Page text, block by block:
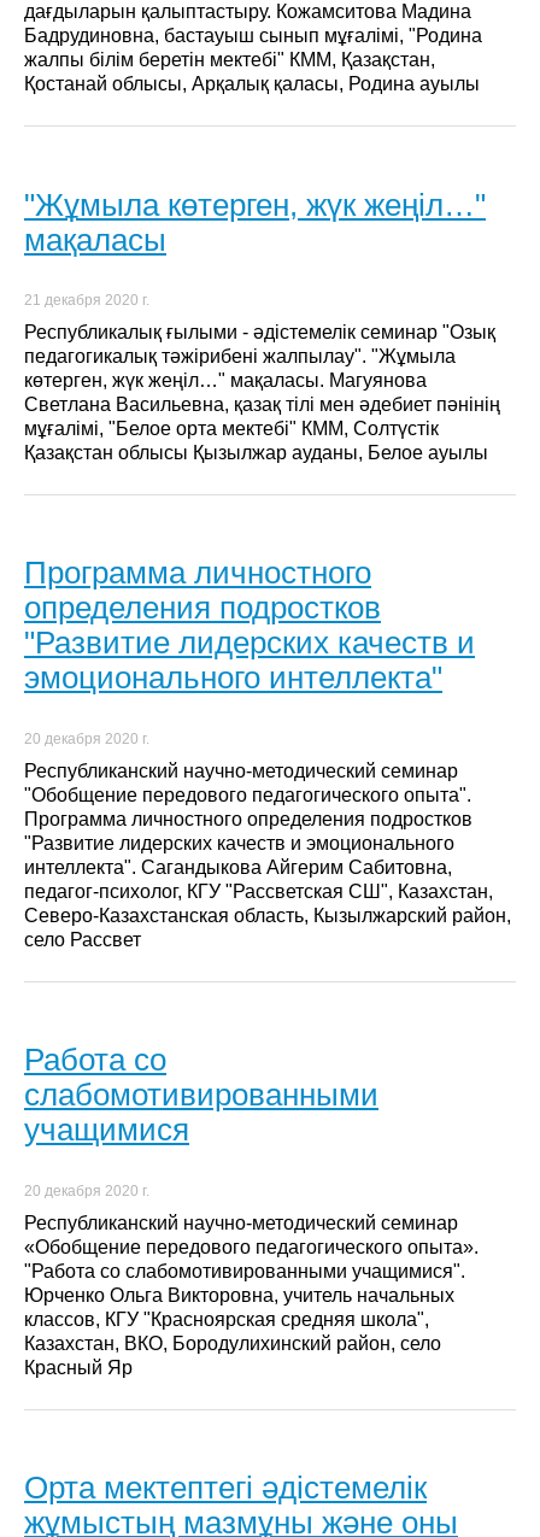
дағдыларын қалыптастыру. Кожамситова Мадина
Бадрудиновна, бастауыш сынып мұғалімі, "Родина
жалпы білім беретін мектебі" КММ, Қазақстан,
Қостанай облысы, Арқалық қаласы, Родина ауылы
"Жұмыла көтерген, жүк жеңіл…"
мақаласы
21 декабря 2020 г.
Республикалық ғылыми - әдістемелік семинар "Озық
педагогикалық тәжірибені жалпылау". "Жұмыла
көтерген, жүк жеңіл…" мақаласы. Магуянова
Светлана Васильевна, қазақ тілі мен әдебиет пәнінің
мұғалімі, "Белое орта мектебі" КММ, Солтүстік
Қазақстан облысы Қызылжар ауданы, Белое ауылы
Программа личностного
определения подростков
"Развитие лидерских качеств и
эмоционального интеллекта"
20 декабря 2020 г.
Республиканский научно-методический семинар
"Обобщение передового педагогического опыта".
Программа личностного определения подростков
"Развитие лидерских качеств и эмоционального
интеллекта". Сагандыкова Айгерим Сабитовна,
педагог-психолог, КГУ "Рассветская СШ", Казахстан,
Северо-Казахстанская область, Кызылжарский район,
село Рассвет
Работа со
слабомотивированными
учащимися
20 декабря 2020 г.
Республиканский научно-методический семинар
«Обобщение передового педагогического опыта».
"Работа со слабомотивированными учащимися".
Юрченко Ольга Викторовна, учитель начальных
классов, КГУ "Красноярская средняя школа",
Казахстан, ВКО, Бородулихинский район, село
Красный Яр
Орта мектептегі әдістемелік
жұмыстың мазмұны және оны